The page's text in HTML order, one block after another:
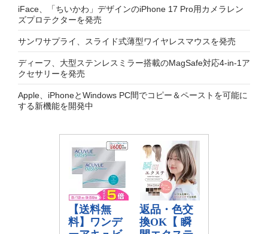
iFace、「ちいかわ」デザインのiPhone 17 Pro用カメラレン
ズプロテクターを発売
サンワサプライ、スライド式薄型ワイヤレスマウスを発売
ディーフ、大型ステンレスミラー搭載のMagSafe対応4-in-1ア
クセサリーを発売
Apple、iPhoneとWindows PC間でコピー＆ペーストを可能に
する新機能を開発中